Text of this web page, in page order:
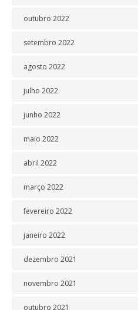
outubro 2022
setembro 2022
agosto 2022
julho 2022
junho 2022
maio 2022
abril 2022
março 2022
fevereiro 2022
janeiro 2022
dezembro 2021
novembro 2021
outubro 2021